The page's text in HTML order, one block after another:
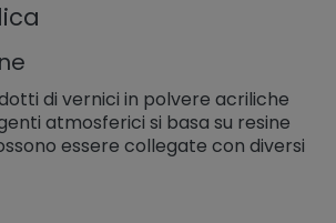
di vernici in polvere acriliche
atmosferici si basa su resine
essere collegate con diversi